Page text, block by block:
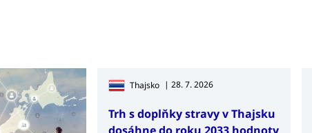
Thajsko | 28. 7. 2026
Trh s doplňky stravy v Thajsku